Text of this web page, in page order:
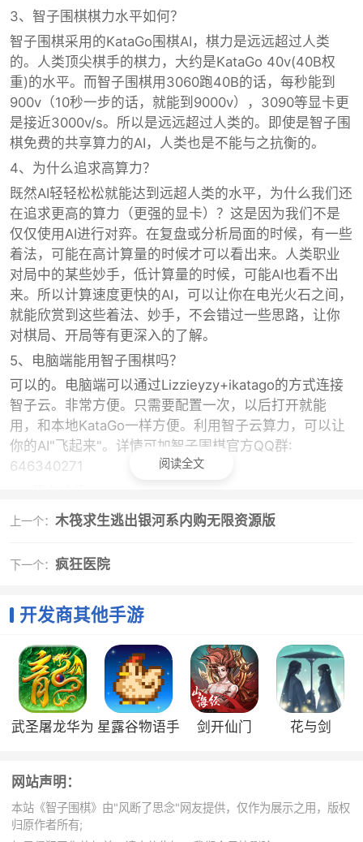
3、智子围棋棋力水平如何？
智子围棋采用的KataGo围棋AI，棋力是远远超过人类
的。人类顶尖棋手的棋力，大约是KataGo 40v(40B权
重)的水平。而智子围棋用3060跑40B的话，每秒能到
900v（10秒一步的话，就能到9000v），3090等显卡更
是接近3000v/s。所以是远远超过人类的。即使是智子围
棋免费的共享算力的AI，人类也是不能与之抗衡的。
4、为什么追求高算力？
既然AI轻轻松松就能达到远超人类的水平，为什么我们还
在追求更高的算力（更强的显卡）？这是因为我们不是
仅仅使用AI进行对弈。在复盘或分析局面的时候，有一些
着法，可能在高计算量的时候才可以看出来。人类职业
对局中的某些妙手，低计算量的时候，可能AI也看不出
来。所以计算速度更快的AI，可以让你在电光火石之间，
就能欣赏到这些着法、妙手，不会错过一些思路，让你
对棋局、开局等有更深入的了解。
5、电脑端能用智子围棋吗？
可以的。电脑端可以通过Lizzieyzy+ikatago的方式连接
智子云。非常方便。只需要配置一次，以后打开就能
用，和本地KataGo一样方便。利用智子云算力，可以让
你的AI"飞起来"。详情可加智子围棋官方QQ群:
646340271
智子云按照计算速度将算力分为若干等级，如：1x、
不同的等级对应不同的显卡分组和收费区间，如：
1x也可对应单张3060ti显卡，收费1.5元/小时；
3x也可对应两张3070显卡，收费3元/小时。
手游特色
1、无需任何繁琐的服务器配置，我们已经在云端准
2、简洁专注的界面，一键接入AI复盘
更新日志
阅读全文
上一个： 木筏求生逃出银河系内购无限资源版
下一个： 疯狂医院
开发商其他手游
武圣屠龙华为 星露谷物语手
剑开仙门 花与剑
网站声明：
本站《智子围棋》由"风断了思念"网友提供，仅作为展示之用，版权
归原作者所有;